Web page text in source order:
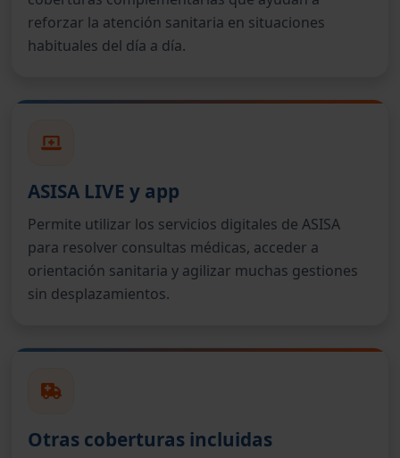
reforzar la atención sanitaria en situaciones
habituales del día a día.
ASISA LIVE y app
Permite utilizar los servicios digitales de ASISA
para resolver consultas médicas, acceder a
orientación sanitaria y agilizar muchas gestiones
sin desplazamientos.
Otras coberturas incluidas